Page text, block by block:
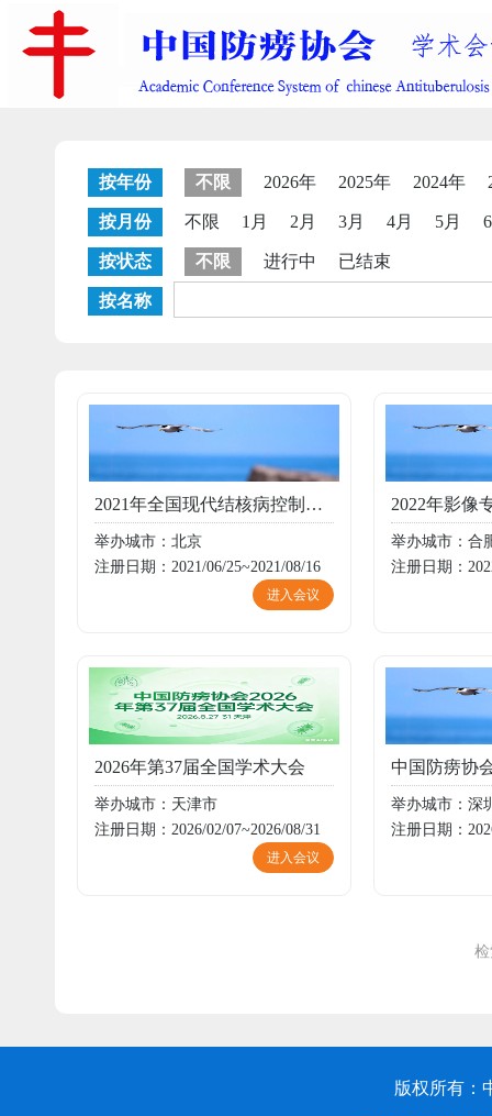
按年份 不限 2026年 2025年 2024年
按月份 不限 1月 2月 3月 4月 5月
按状态 不限 进行中 已结束
按名称
2021年全国现代结核病控制理论与实践骨干研讨班
举办城市：北京
注册日期：2021/06/25~2021/08/16
进入会议
举办城市：合
注册日期：
2026年第37届全国学术大会
举办城市：天津市
注册日期：2026/02/07~2026/08/31
进入会议
举办城市：深
注册日期：
版权所有：